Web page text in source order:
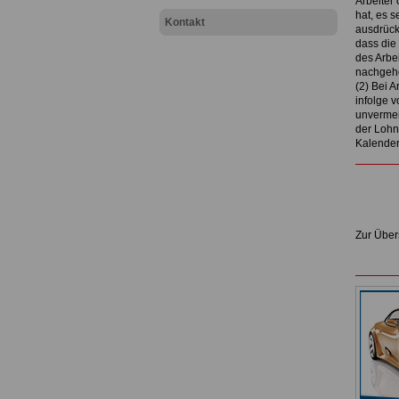
Kontakt
hat, es
dass die
des
(2) Bei
infolge
der
Zur